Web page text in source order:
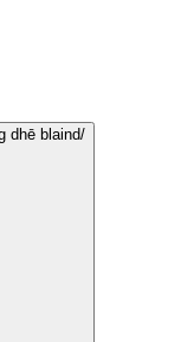
dhē blaind/